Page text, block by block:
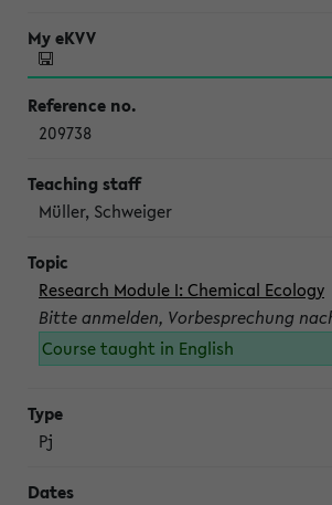
209738
Müller, Schweiger
Research Module I: Chemical Ecology
Bitte anmelden, Vorbesprechung
Course taught in English
Pj